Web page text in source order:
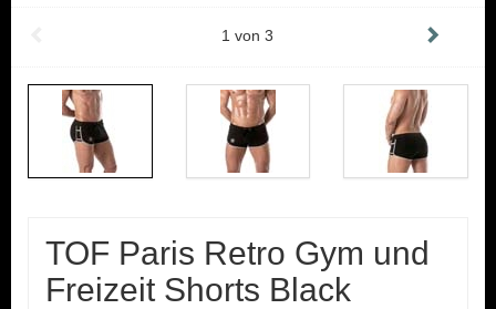
1 von3
TOF Paris Retro Gym und
Freizeit Shorts Black